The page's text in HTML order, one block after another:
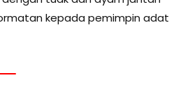
kepada pemimpin adat